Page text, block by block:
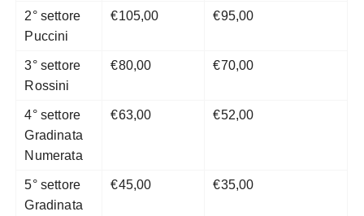
2° settore
Puccini
€105,00 €95,00
3° settore
Rossini
€80,00 €70,00
4° settore
Gradinata
Numerata
€63,00 €52,00
5° settore
Gradinata
€45,00 €35,00